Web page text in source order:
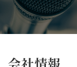
会社情報